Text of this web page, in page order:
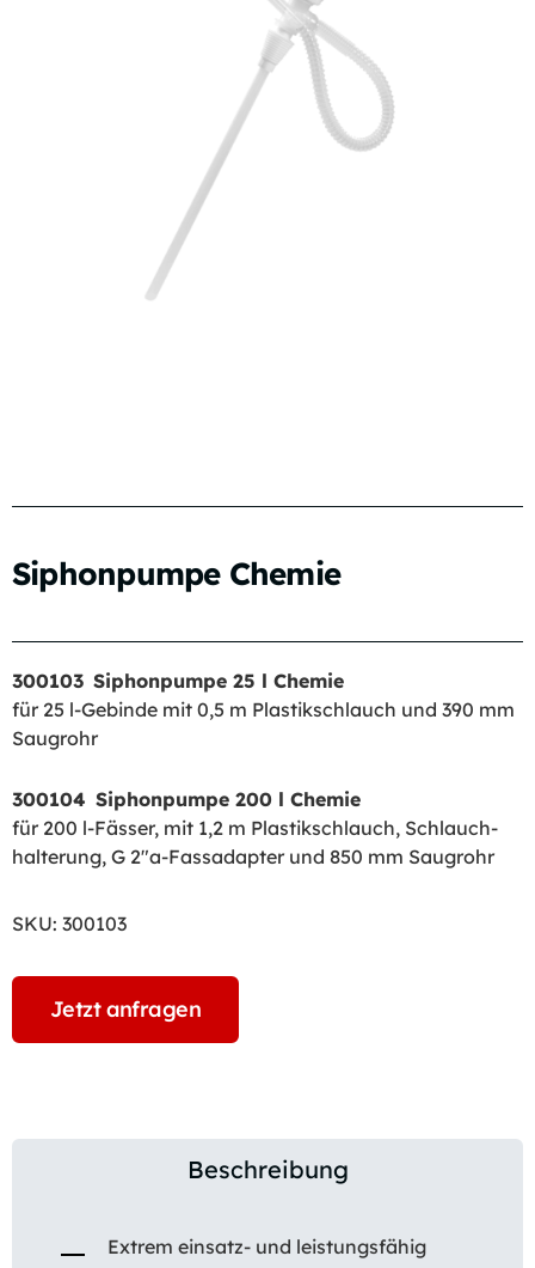
Siphonpumpe Chemie
300103 Siphonpumpe 25 l Chemie
für 25 l-Gebinde mit 0,5 m Plastikschlauch und 390 mm
Saugrohr
300104 Siphonpumpe 200 l Chemie
für 200 l-Fässer, mit 1,2 m Plastikschlauch, Schlauch-
halterung, G 2″a-Fassadapter und 850 mm Saugrohr
SKU: 300103
Jetzt anfragen
Beschreibung
Extrem einsatz- und leistungsfähig